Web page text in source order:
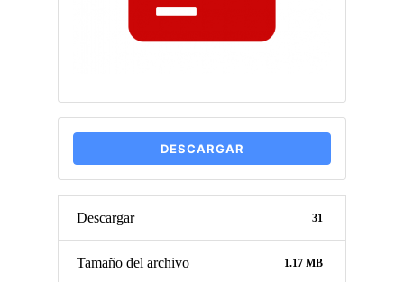
DESCARGAR
Descargar 31
Tamaño del archivo 1.17 MB